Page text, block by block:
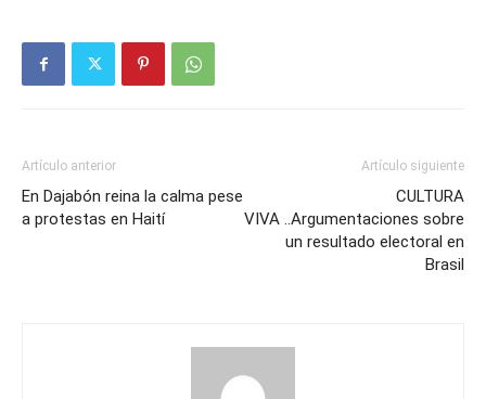
Artículo anterior
En Dajabón reina la calma pese
a protestas en Haití
Artículo siguiente
CULTURA
VIVA ..Argumentaciones sobre
un resultado electoral en
Brasil